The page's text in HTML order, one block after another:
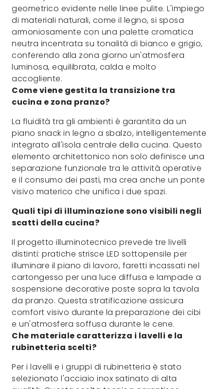
geometrico evidente nelle linee pulite. L'impiego
di materiali naturali, come il legno, si sposa
armoniosamente con una palette cromatica
neutra incentrata su tonalità di bianco e grigio,
conferendo alla zona giorno un'atmosfera
luminosa, equilibrata, calda e molto
accogliente.
Come viene gestita la transizione tra
cucina e zona pranzo?
La fluidità tra gli ambienti è garantita da un
piano snack in legno a sbalzo, intelligentemente
integrato all'isola centrale della cucina. Questo
elemento architettonico non solo definisce una
separazione funzionale tra le attività operative
e il consumo dei pasti, ma crea anche un ponte
visivo materico che unifica i due spazi.
Quali tipi di illuminazione sono visibili negli
scatti della cucina?
Il progetto illuminotecnico prevede tre livelli
distinti: pratiche strisce LED sottopensile per
illuminare il piano di lavoro, faretti incassati nel
cartongesso per una luce diffusa e lampade a
sospensione decorative poste sopra la tavola
da pranzo. Questa stratificazione assicura
comfort visivo durante la preparazione dei cibi
e un'atmosfera soffusa durante le cene.
Che materiale caratterizza i lavelli e la
rubinetteria scelti?
Per i lavelli e i gruppi di rubinetteria è stato
selezionato l'acciaio inox satinato di alta